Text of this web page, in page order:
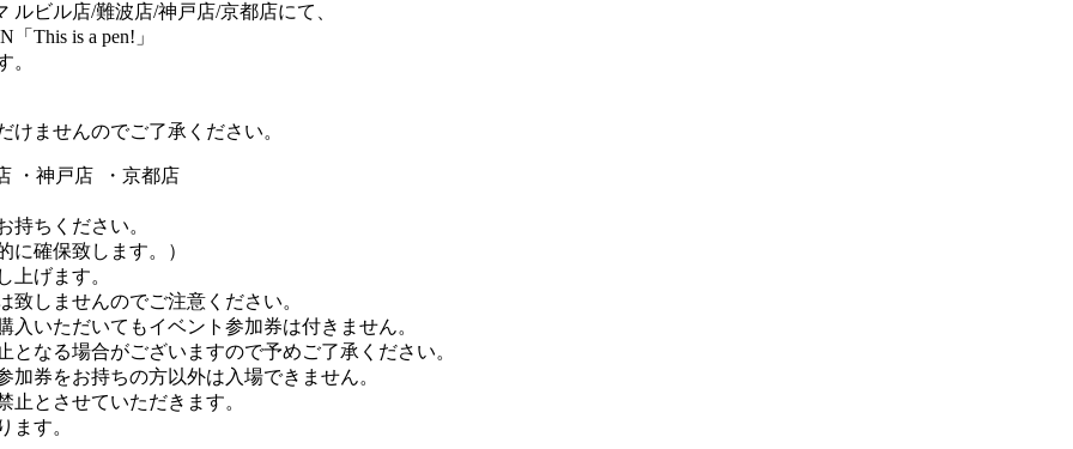
ビル店/難波店/神戸店/京都店にて、
This is a pen!」
。
ませんのでご了承ください。
・神戸店 ・京都店
持ちください。
確保致します。）
上げます。
しませんのでご注意ください。
いただいてもイベント参加券は付きません。
なる場合がございますので予めご了承ください。
券をお持ちの方以外は入場できません。
とさせていただきます。
ます。